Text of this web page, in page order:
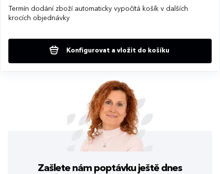
Termín dodání zboží automaticky vypočítá košík v dalších
krocích objednávky
Konfigurovat a vložit do košíku
Zašlete nám poptávku ještě dnes